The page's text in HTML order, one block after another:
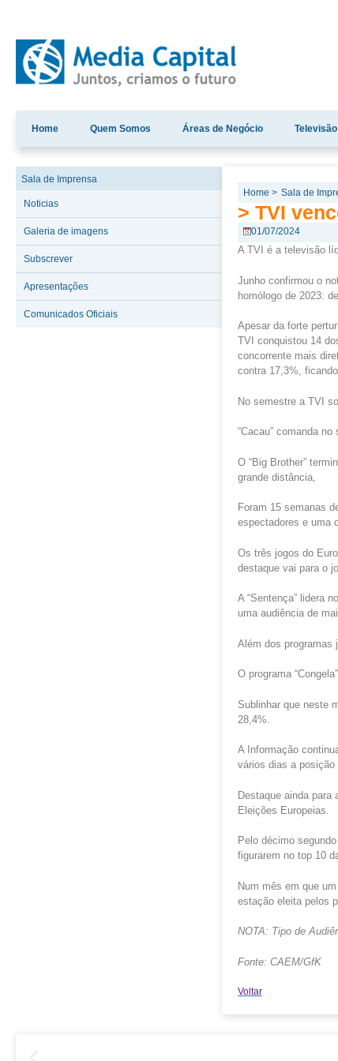
Home Quem Somos Áreas de Negócio Televisão
Sala de Imprensa
Noticias
Galeria de imagens
Subscrever
Apresentações
Comunicados Oficiais
Home > Sala de
> TVI
01/07/2024
A TVI é a televisão
Junho confirmou o
homólogo de 2023:
Apesar da forte
TVI conquistou 14
concorrente mais
contra 17,3%,
No semestre a TVI
“Cacau” comanda
O “Big Brother”
grande distância,
Foram 15 semanas
espectadores e uma
Os três jogos do
destaque vai para o
A “Sentença” lidera
uma audiência de
Além dos programas
O programa
Sublinhar que neste
28,4%.
A Informação
vários dias a posição
Destaque ainda para
Eleições Europeias.
Pelo décimo
figurarem no top 10
Num mês em que
estação eleita pelos
NOTA: Tipo de
Fonte: CAEM/GfK
Voltar